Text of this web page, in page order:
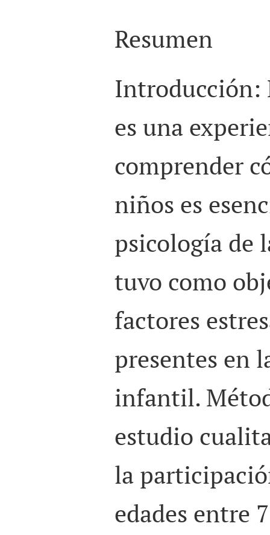
Resumen
Introducción:
es una
comprender
niños es
psicología de
tuvo como
factores
presentes en
infantil.
estudio
la
edades entre